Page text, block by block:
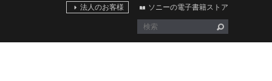
法人のお客様 ソニーの電子書籍ストア